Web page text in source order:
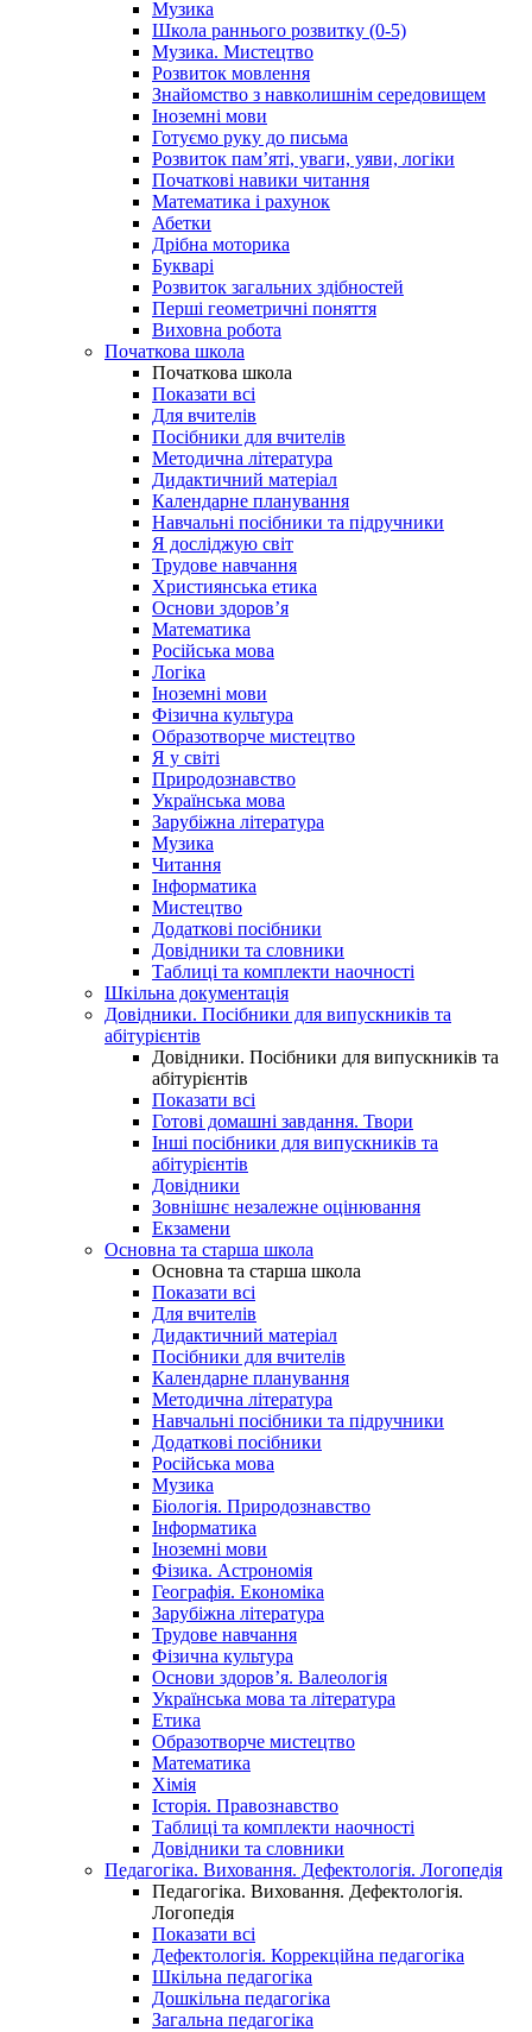
Музика
Школа раннього розвитку (0-5)
Музика. Мистецтво
Розвиток мовлення
Знайомство з навколишнім середовищем
Іноземні мови
Готуємо руку до письма
Розвиток пам’яті, уваги, уяви, логіки
Початкові навики читання
Математика і рахунок
Абетки
Дрібна моторика
Букварі
Розвиток загальних здібностей
Перші геометричні поняття
Виховна робота
Початкова школа
Початкова школа
Показати всі
Для вчителів
Посібники для вчителів
Методична література
Дидактичний матеріал
Календарне планування
Навчальні посібники та підручники
Я досліджую світ
Трудове навчання
Християнська етика
Основи здоров’я
Математика
Російська мова
Логіка
Іноземні мови
Фізична культура
Образотворче мистецтво
Я у світі
Природознавство
Українська мова
Зарубіжна література
Музика
Читання
Інформатика
Мистецтво
Додаткові посібники
Довідники та словники
Таблиці та комплекти наочності
Шкільна документація
Довідники. Посібники для випускників та
абітурієнтів
Довідники. Посібники для випускників та
абітурієнтів
Показати всі
Готові домашні завдання. Твори
Інші посібники для випускників та
абітурієнтів
Довідники
Зовнішнє незалежне оцінювання
Екзамени
Основна та старша школа
Основна та старша школа
Показати всі
Для вчителів
Дидактичний матеріал
Посібники для вчителів
Календарне планування
Методична література
Навчальні посібники та підручники
Додаткові посібники
Російська мова
Музика
Біологія. Природознавство
Інформатика
Іноземні мови
Фізика. Астрономія
Географія. Економіка
Зарубіжна література
Трудове навчання
Фізична культура
Основи здоров’я. Валеологія
Українська мова та література
Етика
Образотворче мистецтво
Математика
Хімія
Історія. Правознавство
Таблиці та комплекти наочності
Довідники та словники
Педагогіка. Виховання. Дефектологія. Логопедія
Педагогіка. Виховання. Дефектологія.
Логопедія
Показати всі
Дефектологія. Коррекційна педагогіка
Шкільна педагогіка
Дошкільна педагогіка
Загальна педагогіка